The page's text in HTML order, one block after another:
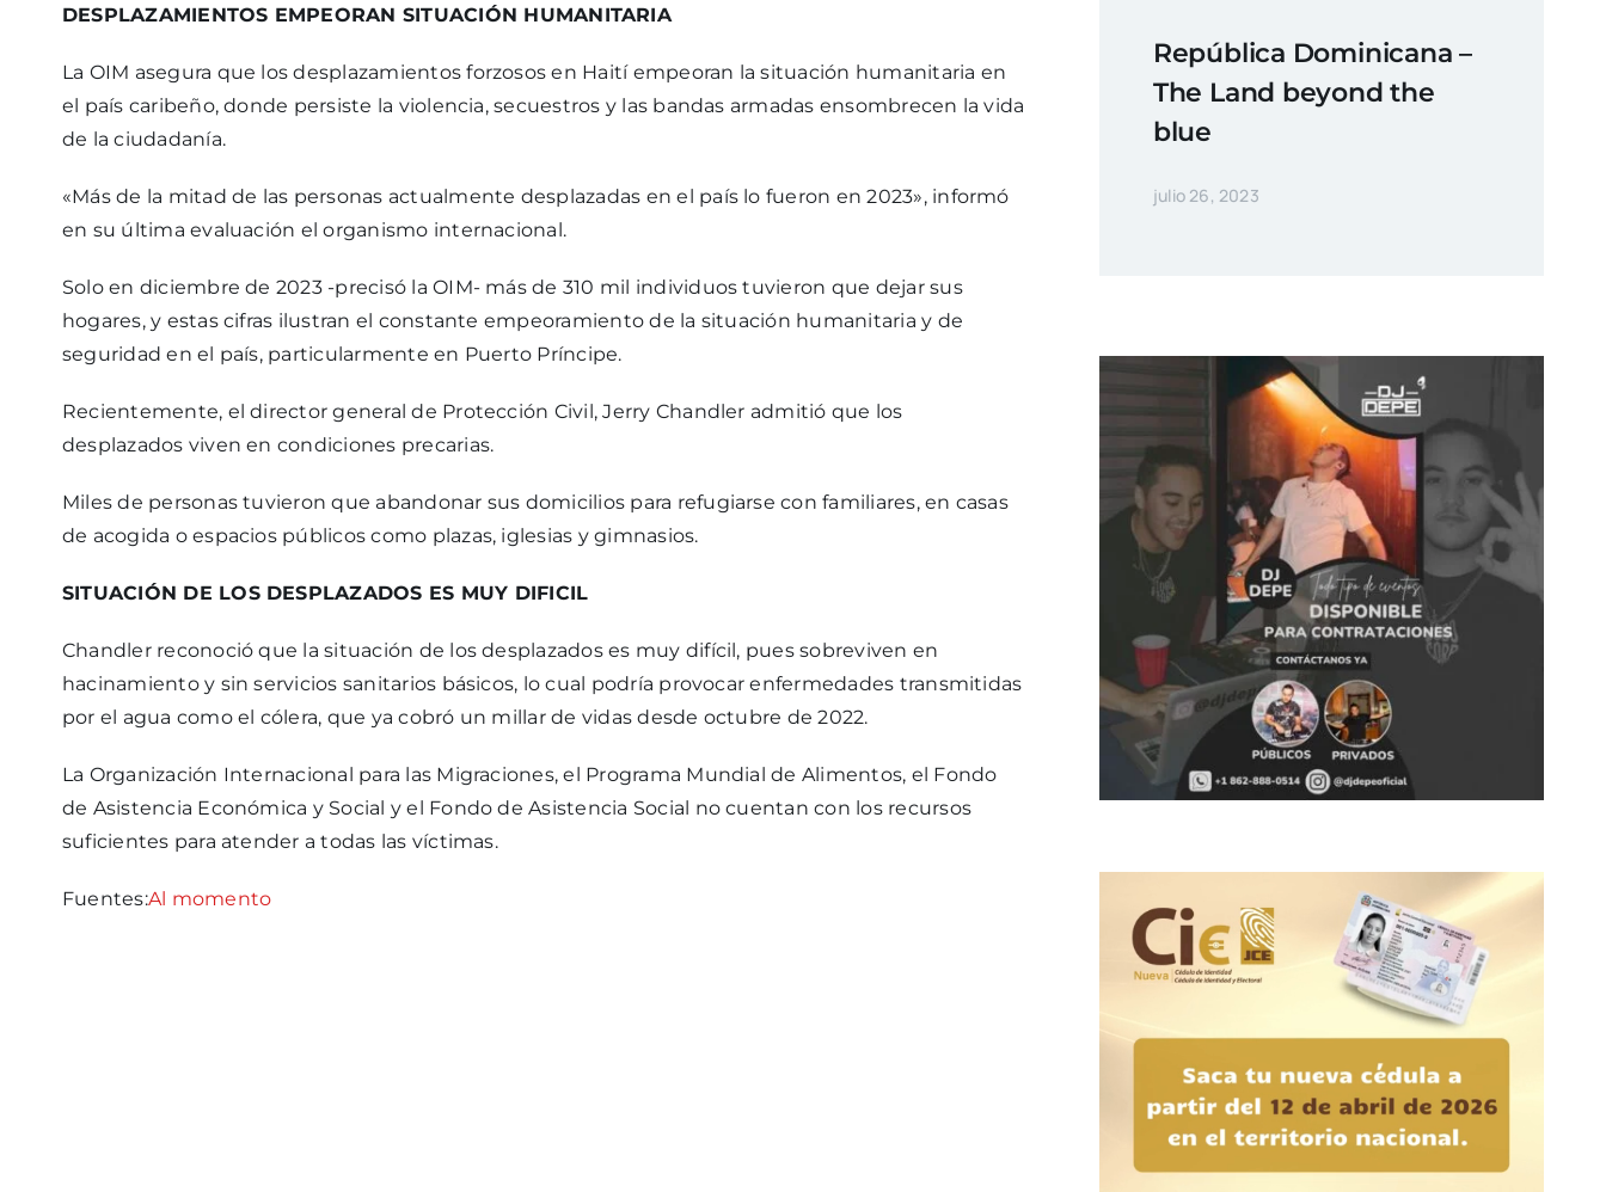
DESPLAZAMIENTOS EMPEORAN SITUACIÓN HUMANITARIA
La OIM asegura que los desplazamientos forzosos en Haití empeoran la situación humanitaria en
el país caribeño, donde persiste la violencia, secuestros y las bandas armadas ensombrecen la vida
de la ciudadanía.
«Más de la mitad de las personas actualmente desplazadas en el país lo fueron en 2023», informó
en su última evaluación el organismo internacional.
Solo en diciembre de 2023 -precisó la OIM- más de 310 mil individuos tuvieron que dejar sus
hogares, y estas cifras ilustran el constante empeoramiento de la situación humanitaria y de
seguridad en el país, particularmente en Puerto Príncipe.
Recientemente, el director general de Protección Civil, Jerry Chandler admitió que los
desplazados viven en condiciones precarias.
Miles de personas tuvieron que abandonar sus domicilios para refugiarse con familiares, en casas
de acogida o espacios públicos como plazas, iglesias y gimnasios.
SITUACIÓN DE LOS DESPLAZADOS ES MUY DIFICIL
Chandler reconoció que la situación de los desplazados es muy difícil, pues sobreviven en
hacinamiento y sin servicios sanitarios básicos, lo cual podría provocar enfermedades transmitidas
por el agua como el cólera, que ya cobró un millar de vidas desde octubre de 2022.
La Organización Internacional para las Migraciones, el Programa Mundial de Alimentos, el Fondo
de Asistencia Económica y Social y el Fondo de Asistencia Social no cuentan con los recursos
suficientes para atender a todas las víctimas.
Fuentes:Al momento
República Dominicana –
The Land beyond the
blue
julio 26, 2023